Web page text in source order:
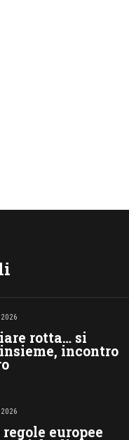
rotta… si
insieme, incontro
europee